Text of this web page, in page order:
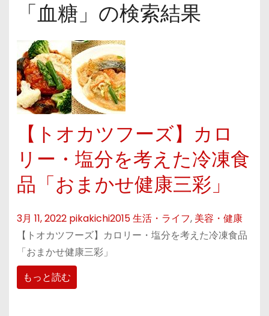
「血糖」の検索結果
【トオカツフーズ】カロ
リー・塩分を考えた冷凍食
品「おまかせ健康三彩」
3月 11, 2022 pikakichi2015生活・ライフ, 美容・健康
【トオカツフーズ】カロリー・塩分を考えた冷凍食品
「おまかせ健康三彩」
もっと読む